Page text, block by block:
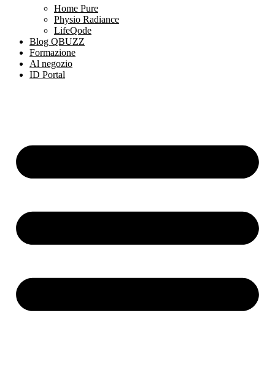
Home Pure
Physio Radiance
LifeQode
Blog QBUZZ
Formazione
Al negozio
ID Portal